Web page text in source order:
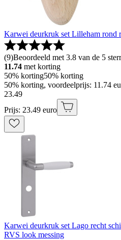
Karwei deurkruk set Lilleham rond
(9)Beoordeeld met 3.8 van de 5
11.74 met korting
50% korting50% korting
50% korting, voordeelprijs: 11.74
23.49
Prijs: 23.49 euro
Karwei deurkruk set Lago recht
RVS look messing